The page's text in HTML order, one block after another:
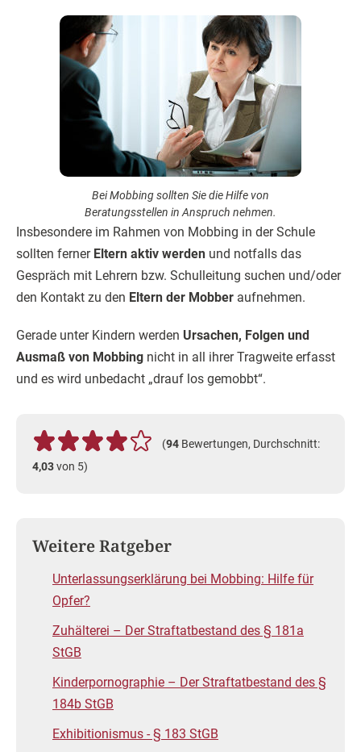
Bei Mobbing sollten Sie die Hilfe von
Beratungsstellen in Anspruch nehmen.
Insbesondere im Rahmen von Mobbing in der Schule
sollten ferner Eltern aktiv werden und notfalls das
Gespräch mit Lehrern bzw. Schulleitung suchen und/oder
den Kontakt zu den Eltern der Mobber aufnehmen.
Gerade unter Kindern werden Ursachen, Folgen und
Ausmaß von Mobbing nicht in all ihrer Tragweite erfasst
und es wird unbedacht „drauf los gemobbt“.
(94 Bewertungen, Durchschnitt:
4,03von 5)
Weitere Ratgeber
Unterlassungserklärung bei Mobbing: Hilfe für
Opfer?
Zuhälterei – Der Straftatbestand des § 181a
StGB
Kinderpornographie – Der Straftatbestand des §
184b StGB
Exhibitionismus - § 183 StGB